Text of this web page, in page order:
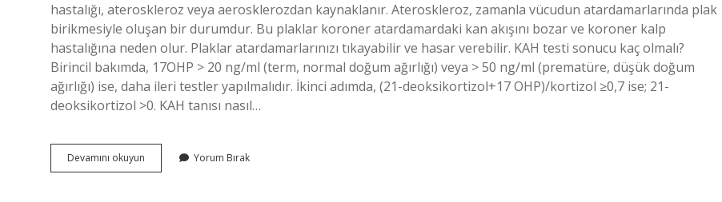
hastalığı, ateroskleroz veya aerosklerozdan kaynaklanır. Ateroskleroz, zamanla vücudun atardamarlarında plak
birikmesiyle oluşan bir durumdur. Bu plaklar koroner atardamardaki kan akışını bozar ve koroner kalp
hastalığına neden olur. Plaklar atardamarlarınızı tıkayabilir ve hasar verebilir. KAH testi sonucu kaç olmalı?
Birincil bakımda, 17OHP > 20 ng/ml (term, normal doğum ağırlığı) veya > 50 ng/ml (prematüre, düşük doğum
ağırlığı) ise, daha ileri testler yapılmalıdır. İkinci adımda, (21-deoksikortizol+17 OHP)/kortizol ≥0,7 ise; 21-
deoksikortizol >0. KAH tanısı nasıl…
Devamını okuyun
Genetik
Yorum Bırak